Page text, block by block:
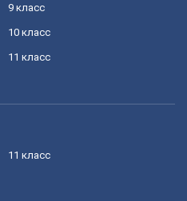
9 класс
10 класс
11 класс
11 класс